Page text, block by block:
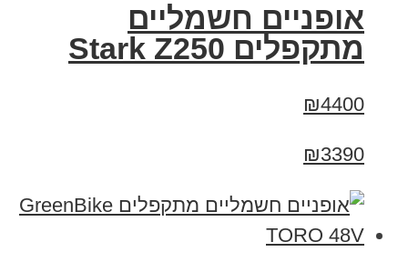
‏אופניים חשמליים
‏מתקפלים Stark Z250
₪4400
₪3390